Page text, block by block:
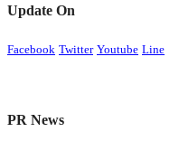
Update On
Facebook Twitter Youtube Line
PR News